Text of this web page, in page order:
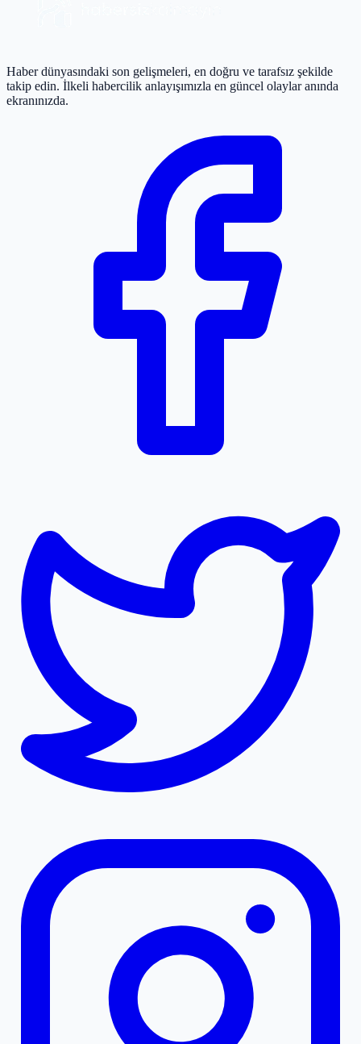
Haber dünyasındaki son gelişmeleri, en doğru ve tarafsız şekilde
takip edin. İlkeli habercilik anlayışımızla en güncel olaylar anında
ekranınızda.